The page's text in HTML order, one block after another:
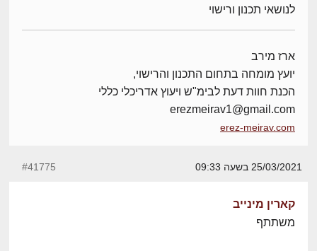
לנושאי תכנון ורישוי
ארז מירב
יועץ מומחה בתחום התכנון והרישוי,
הכנת חוות דעת לבימ"ש ויעוץ אדריכלי כללי
erezmeirav1@gmail.com
erez-meirav.com
25/03/2021 בשעה 09:33 #41775
קארין מינייב
משתתף